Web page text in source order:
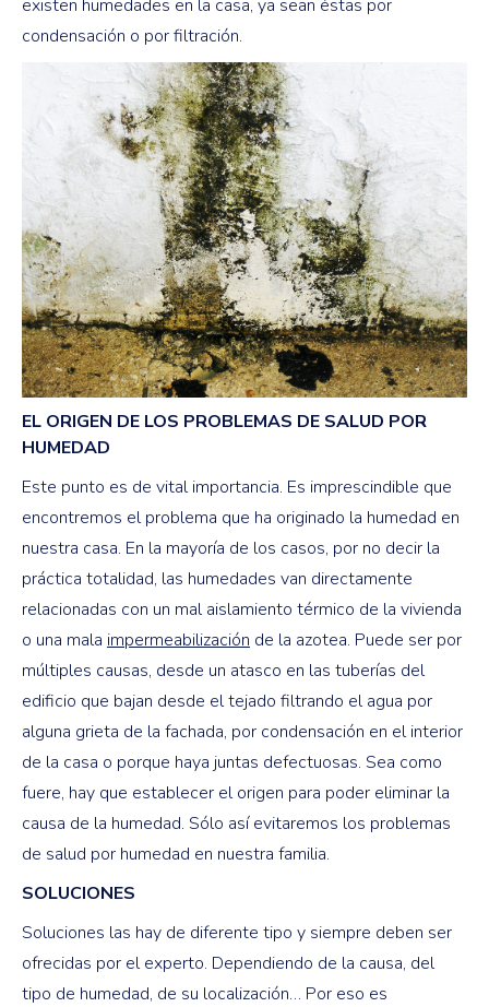
existen humedades en la casa, ya sean éstas por
condensación o por filtración.
EL ORIGEN DE LOS PROBLEMAS DE SALUD POR
HUMEDAD
Este punto es de vital importancia. Es imprescindible que
encontremos el problema que ha originado la humedad en
nuestra casa. En la mayoría de los casos, por no decir la
práctica totalidad, las humedades van directamente
relacionadas con un mal aislamiento térmico de la vivienda
o una mala impermeabilización de la azotea. Puede ser por
múltiples causas, desde un atasco en las tuberías del
edificio que bajan desde el tejado filtrando el agua por
alguna grieta de la fachada, por condensación en el interior
de la casa o porque haya juntas defectuosas. Sea como
fuere, hay que establecer el origen para poder eliminar la
causa de la humedad. Sólo así evitaremos los problemas
de salud por humedad en nuestra familia.
SOLUCIONES
Soluciones las hay de diferente tipo y siempre deben ser
ofrecidas por el experto. Dependiendo de la causa, del
tipo de humedad, de su localización… Por eso es